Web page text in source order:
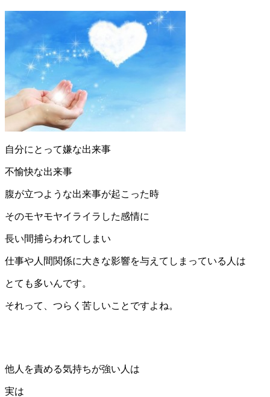
自分にとって嫌な出来事
不愉快な出来事
腹が立つような出来事が起こった時
そのモヤモヤイライラした感情に
長い間捕らわれてしまい
仕事や人間関係に大きな影響を与えてしまっている人は
とても多いんです。
それって、つらく苦しいことですよね。
他人を責める気持ちが強い人は
実は